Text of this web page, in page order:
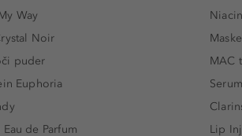
Way
Noir
puder
Euphoria
de Parfum
MAC
Lip